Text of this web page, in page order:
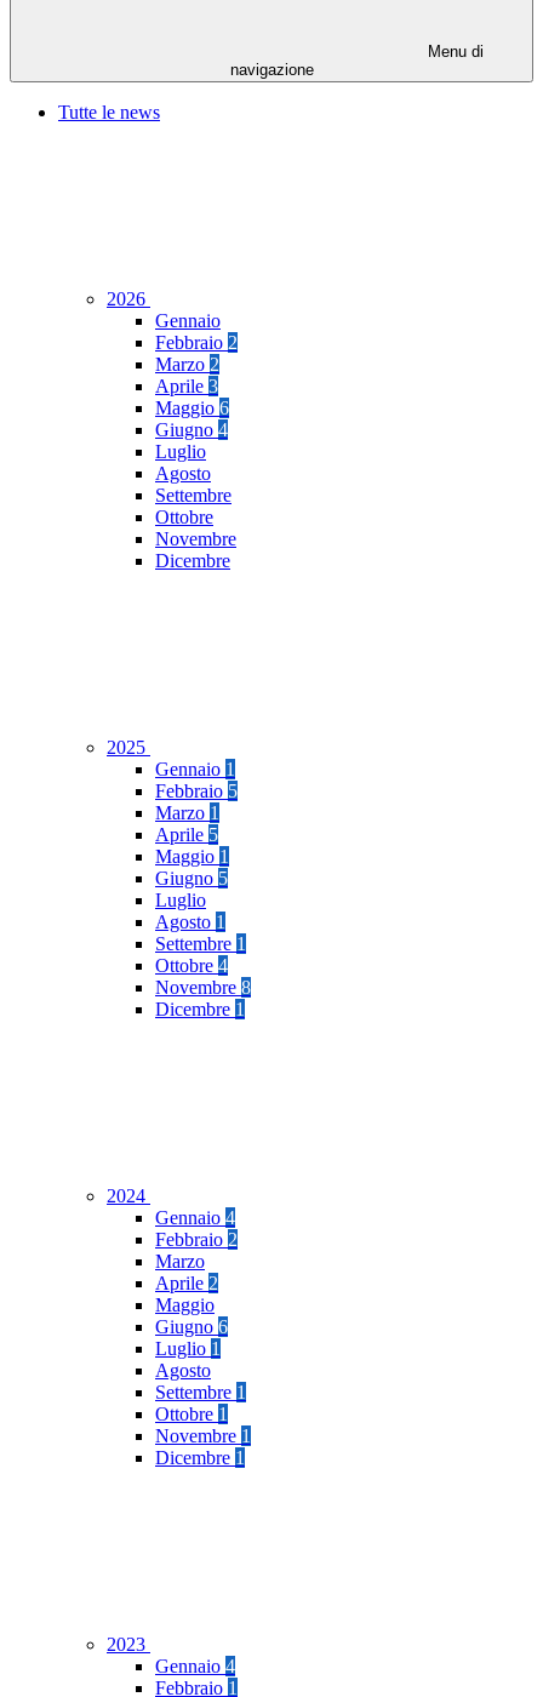
Menu di
navigazione
Tutte le news
2026
Gennaio
Febbraio 2
Marzo 2
Aprile 3
Maggio 6
Giugno 4
Luglio
Agosto
Settembre
Ottobre
Novembre
Dicembre
2025
Gennaio 1
Febbraio 5
Marzo 1
Aprile 5
Maggio 1
Giugno 5
Luglio
Agosto 1
Settembre 1
Ottobre 4
Novembre 8
Dicembre 1
2024
Gennaio 4
Febbraio 2
Marzo
Aprile 2
Maggio
Giugno 6
Luglio 1
Agosto
Settembre 1
Ottobre 1
Novembre 1
Dicembre 1
2023
Gennaio 4
Febbraio 1